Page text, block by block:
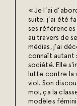
« Je l’ai
suite, j’ai été
ses références
au travers de
médias, j’ai
connaît autant
société. Elle
lutte contre la
viol. Son
moi, ça la
modèles